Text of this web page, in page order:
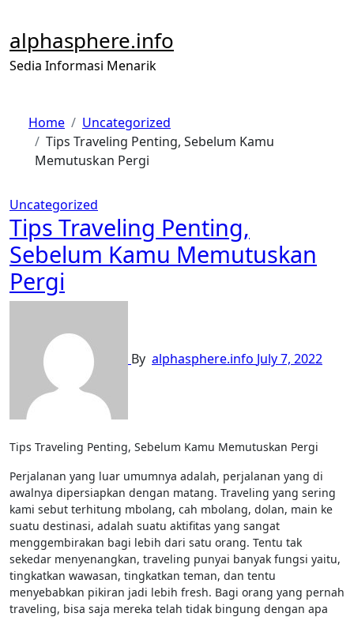
content
alphasphere.info
Sedia Informasi Menarik
Home
Uncategorized
Tips Traveling Penting, Sebelum Kamu
Memutuskan Pergi
Uncategorized
Tips Traveling Penting,
Sebelum Kamu Memutuskan
Pergi
By alphasphere.info July 7, 2022
Tips Traveling Penting, Sebelum Kamu Memutuskan Pergi
Perjalanan yang luar umumnya adalah, perjalanan yang di
awalnya dipersiapkan dengan matang. Traveling yang sering
kami sebut terhitung mbolang, cah mbolang, dolan, main ke
suatu destinasi, adalah suatu aktifitas yang sangat
menggembirakan bagi lebih dari satu orang. Tentu tak
sekedar menyenangkan, traveling punyai banyak fungsi yaitu,
tingkatkan wawasan, tingkatkan teman, dan tentu
menyebabkan pikiran jadi lebih fresh. Bagi orang yang pernah
traveling, bisa saja mereka telah tidak bingung dengan apa